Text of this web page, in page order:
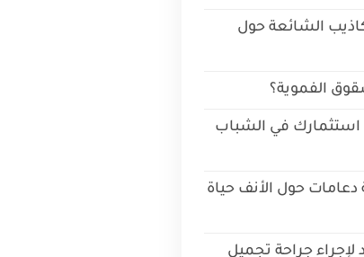
الشائعة حول
الفموية؟
استثمارك في الشباب
حول الأنف حياة
جراحة تجميل